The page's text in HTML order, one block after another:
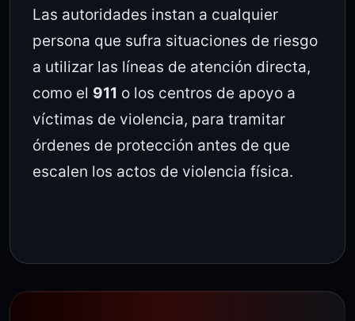
Las autoridades instan a cualquier
persona que sufra situaciones de riesgo
a utilizar las líneas de atención directa,
como el 911 o los centros de apoyo a
víctimas de violencia, para tramitar
órdenes de protección antes de que
escalen los actos de violencia física.